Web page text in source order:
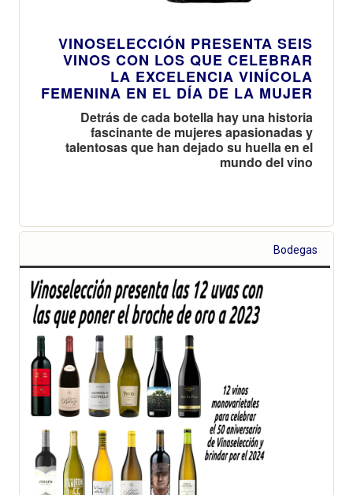
VINOSELECCIÓN PRESENTA SEIS
VINOS CON LOS QUE CELEBRAR
LA EXCELENCIA VINÍCOLA
FEMENINA EN EL DÍA DE LA MUJER
Detrás de cada botella hay una historia
fascinante de mujeres apasionadas y
talentosas que han dejado su huella en el
mundo del vino
Bodegas